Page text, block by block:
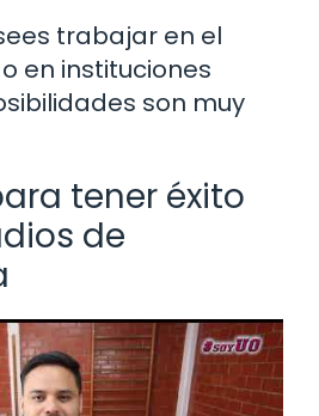
trabajar en el
en instituciones
son muy
tener éxito
de